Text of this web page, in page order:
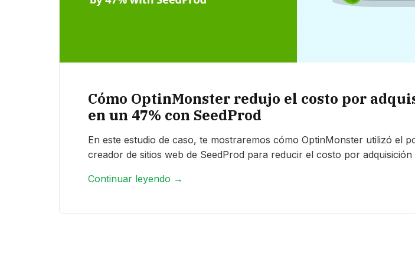
Cómo OptinMonster redujo el costo por
en un 47% con SeedProd
En este estudio de caso, te mostraremos cómo OptinMonster utilizó el
creador de sitios web de SeedProd para reducir el costo por
Continuar leyendo →